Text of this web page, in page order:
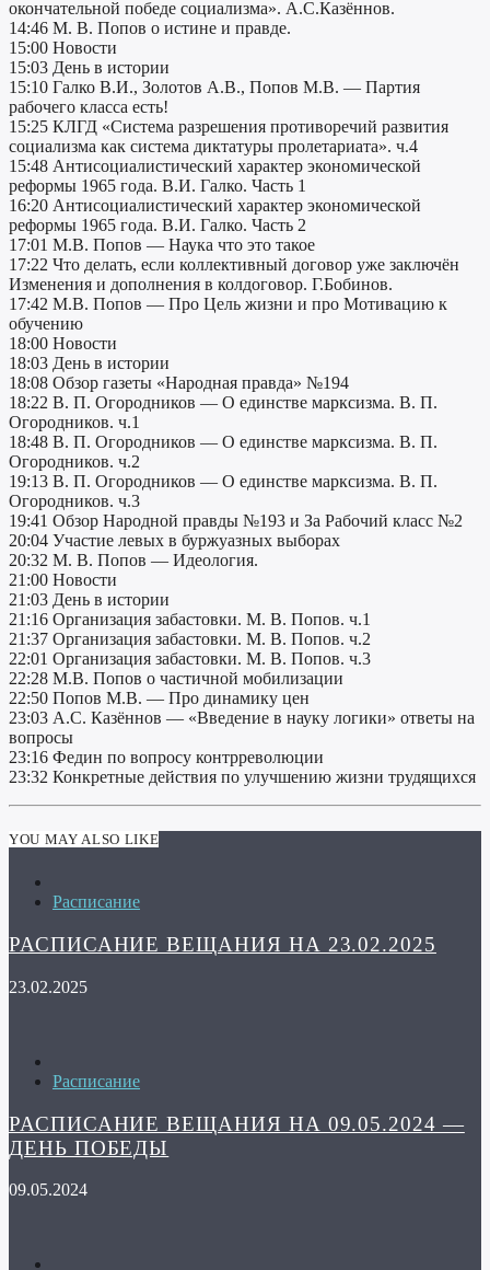
окончательной победе социализма». А.С.Казённов.
14:46 М. В. Попов о истине и правде.
15:00 Новости
15:03 День в истории
15:10 Галко В.И., Золотов А.В., Попов М.В. — Партия
рабочего класса есть!
15:25 КЛГД «Система разрешения противоречий развития
социализма как система диктатуры пролетариата». ч.4
15:48 Антисоциалистический характер экономической
реформы 1965 года. В.И. Галко. Часть 1
16:20 Антисоциалистический характер экономической
реформы 1965 года. В.И. Галко. Часть 2
17:01 М.В. Попов — Наука что это такое
17:22 Что делать, если коллективный договор уже заключён
Изменения и дополнения в колдоговор. Г.Бобинов.
17:42 М.В. Попов — Про Цель жизни и про Мотивацию к
обучению
18:00 Новости
18:03 День в истории
18:08 Обзор газеты «Народная правда» №194
18:22 В. П. Огородников — О единстве марксизма. В. П.
Огородников. ч.1
18:48 В. П. Огородников — О единстве марксизма. В. П.
Огородников. ч.2
19:13 В. П. Огородников — О единстве марксизма. В. П.
Огородников. ч.3
19:41 Обзор Народной правды №193 и За Рабочий класс №2
20:04 Участие левых в буржуазных выборах
20:32 М. В. Попов — Идеология.
21:00 Новости
21:03 День в истории
21:16 Организация забастовки. М. В. Попов. ч.1
21:37 Организация забастовки. М. В. Попов. ч.2
22:01 Организация забастовки. М. В. Попов. ч.3
22:28 М.В. Попов о частичной мобилизации
22:50 Попов М.В. — Про динамику цен
23:03 А.С. Казённов — «Введение в науку логики» ответы на
вопросы
23:16 Федин по вопросу контрреволюции
23:32 Конкретные действия по улучшению жизни трудящихся
YOU MAY ALSO LIKE
Расписание
РАСПИСАНИЕ ВЕЩАНИЯ НА 23.02.2025
23.02.2025
Расписание
РАСПИСАНИЕ ВЕЩАНИЯ НА 09.05.2024 —
ДЕНЬ ПОБЕДЫ
09.05.2024